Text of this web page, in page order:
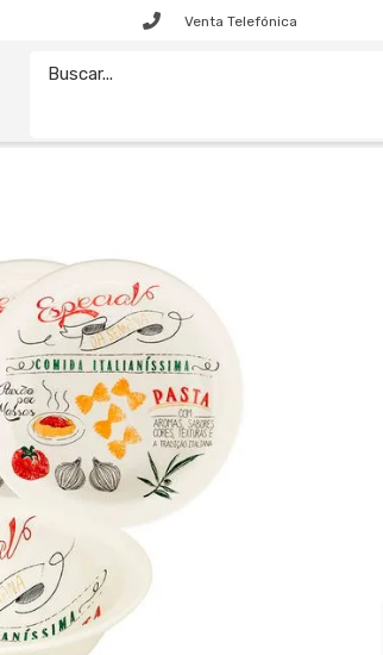
Venta Telefónica